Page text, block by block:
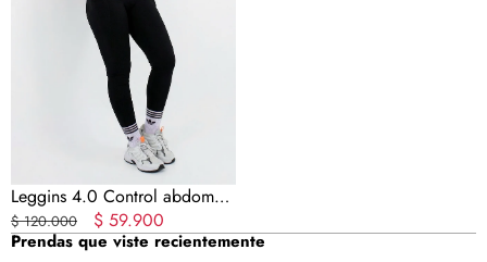
Leggins 4.0 Control abdomen
Anti C 🍊 (Bolsillos Laterales)
Precio
regular
$ 120.000
Precio
en
$ 59.900
Prendas que viste recientemente